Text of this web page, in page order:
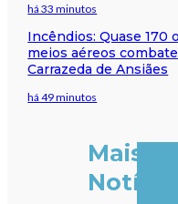
há 33 minutos
Incêndios: Quase 170
meios aéreos
Carrazeda de Ansiães
há 49 minutos
Mais
Notícias